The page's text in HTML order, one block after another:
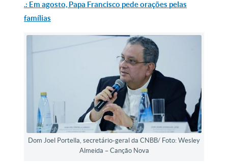
.: Em agosto, Papa Francisco pede orações pelas
famílias
Dom Joel Portella, secretário-geral da CNBB/ Foto: Wesley
Almeida – Canção Nova